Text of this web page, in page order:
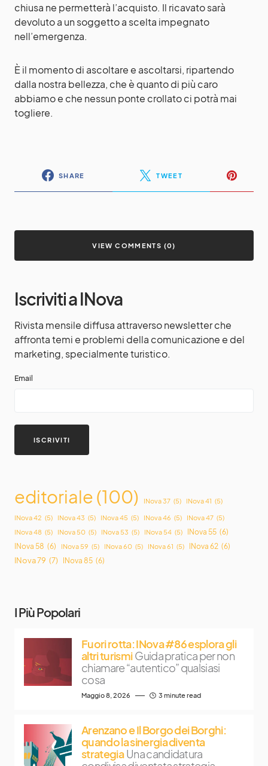
chiusa ne permetterà l’acquisto. Il ricavato sarà
devoluto a un soggetto a scelta impegnato
nell’emergenza.
È il momento di ascoltare e ascoltarsi, ripartendo
dalla nostra bellezza, che è quanto di più caro
abbiamo e che nessun ponte crollato ci potrà mai
togliere.
SHARE TWEET
VIEW COMMENTS (0)
Iscriviti a INova
Rivista mensile diffusa attraverso newsletter che
affronta temi e problemi della comunicazione e del
marketing, specialmente turistico.
Email
editoriale(100) INova 37 (5) INova 41 (5)
INova 42 (5) INova 43 (5) INova 45 (5) INova 46 (5) INova 47 (5)
INova 48 (5) INova 50 (5) INova 53 (5) INova 54 (5) INova 55 (6)
INova 58 (6) INova 59 (5) INova 60 (5) INova 61 (5) INova 62 (6)
INova 79 (7) INova 85 (6)
I Più Popolari
Fuori rotta: INova #86 esplora gli
altri turismi Guida pratica per non
chiamare “autentico” qualsiasi
cosa
Maggio 8, 2026 3 minute read
Arenzano e Il Borgo dei Borghi:
quando la sinergia diventa
strategia Una candidatura